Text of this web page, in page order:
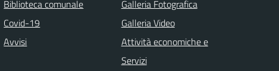
Biblioteca comunale
Covid-19
Avvisi
Galleria Fotografica
Galleria Video
Attività economiche e
Servizi